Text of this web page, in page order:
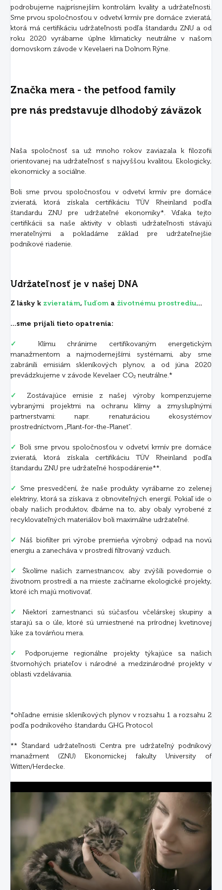
podrobujeme najprísnejším kontrolám kvality a udržateľnosti.
Sme prvou spoločnosťou v odvetví krmív pre domáce zvieratá,
ktorá má certifikáciu udržateľnosti podľa štandardu ZNU a od
roku 2020 vyrábame úplne klimaticky neutrálne v našom
domovskom závode v Kevelaeri na Dolnom Rýne.
Značka mera - the petfood family
pre nás predstavuje dlhodobý záväzok
Naša spoločnosť sa už mnoho rokov zaviazala k filozofii
orientovanej na udržateľnosť s najvyššou kvalitou. Ekologicky,
ekonomicky a sociálne.
Boli sme prvou spoločnosťou v odvetví krmív pre domáce
zvieratá, ktorá získala certifikáciu TÜV Rheinland podľa
štandardu ZNU pre udržateľné ekonomiky*. Vďaka tejto
certifikácii sa naše aktivity v oblasti udržateľnosti stávajú
merateľnými a pokladáme základ pre udržateľnejšie
podnikové riadenie.
Udržateľnosť je v našej DNA
Z lásky k zvieratám, ľuďom a životnému prostrediu...
...sme prijali tieto opatrenia:
✓
Klímu chránime certifikovaným energetickým
manažmentom a najmodernejšími systémami, aby sme
zabránili emisiám skleníkových plynov, a od júna 2020
prevádzkujeme v závode Kevelaer CO₂ neutrálne.*
✓ Zostávajúce emisie z našej výroby kompenzujeme
vybranými projektmi na ochranu klímy a zmysluplnými
partnerstvami: napr. renaturáciou ekosystémov
prostredníctvom „Plant-for-the-Planet“.
✓ Boli sme prvou spoločnosťou v odvetví krmív pre domáce
zvieratá, ktorá získala certifikáciu TÜV Rheinland podľa
štandardu ZNU pre udržateľné hospodárenie**.
✓
Sme presvedčení, že naše produkty vyrábame zo zelenej
elektriny, ktorá sa získava z obnoviteľných energií. Pokiaľ ide o
obaly našich produktov, dbáme na to, aby obaly vyrobené z
recyklovateľných materiálov boli maximálne udržateľné.
✓ Náš biofilter pri výrobe premieňa výrobný odpad na novú
energiu a zanecháva v prostredí filtrovaný vzduch.
✓
Školíme našich zamestnancov, aby zvýšili povedomie o
životnom prostredí a na mieste začíname ekologické projekty,
ktoré ich majú motivovať.
✓
Niektorí zamestnanci sú súčasťou včelárskej skupiny a
starajú sa o úle, ktoré sú umiestnené na prírodnej kvetinovej
lúke za továrňou mera.
✓
Podporujeme regionálne projekty týkajúce sa našich
štvornohých priateľov i národné a medzinárodné projekty v
oblasti vzdelávania.
*ohľadne emisie skleníkových plynov v rozsahu 1 a rozsahu 2
podľa podnikového štandardu GHG Protocol
** Štandard udržateľnosti Centra pre udržateľný podnikový
manažment (ZNU) Ekonomickej fakulty University of
Witten/Herdecke.